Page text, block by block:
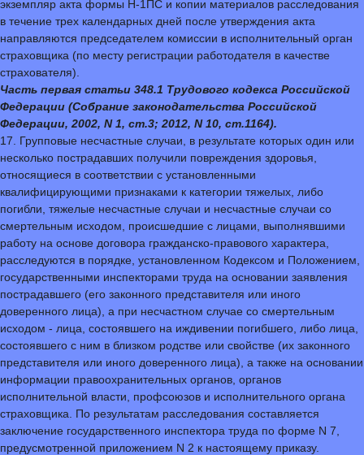
экземпляр акта формы Н-1ПС и копии материалов расследования
в течение трех календарных дней после утверждения акта
направляются председателем комиссии в исполнительный орган
страховщика (по месту регистрации работодателя в качестве
страхователя).
Часть первая статьи 348.1 Трудового кодекса Российской
Федерации (Собрание законодательства Российской
Федерации, 2002, N 1, ст.3; 2012, N 10, ст.1164).
17. Групповые несчастные случаи, в результате которых один или
несколько пострадавших получили повреждения здоровья,
относящиеся в соответствии с установленными
квалифицирующими признаками к категории тяжелых, либо
погибли, тяжелые несчастные случаи и несчастные случаи со
смертельным исходом, происшедшие с лицами, выполнявшими
работу на основе договора гражданско-правового характера,
расследуются в порядке, установленном Кодексом и Положением,
государственными инспекторами труда на основании заявления
пострадавшего (его законного представителя или иного
доверенного лица), а при несчастном случае со смертельным
исходом - лица, состоявшего на иждивении погибшего, либо лица,
состоявшего с ним в близком родстве или свойстве (их законного
представителя или иного доверенного лица), а также на основании
информации правоохранительных органов, органов
исполнительной власти, профсоюзов и исполнительного органа
страховщика. По результатам расследования составляется
заключение государственного инспектора труда по форме N 7,
предусмотренной приложением N 2 к настоящему приказу.